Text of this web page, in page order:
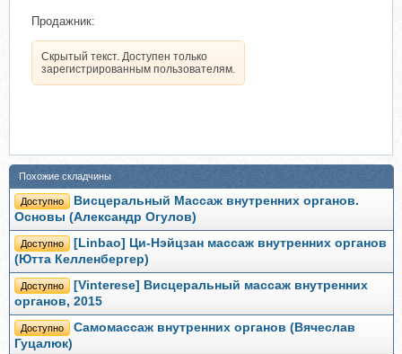
Продажник:
Скрытый текст. Доступен только
зарегистрированным пользователям.
Похожие складчины
Доступно
Висцеральный Массаж внутренних органов.
Основы (Александр Огулов)
Доступно
[Linbao] Ци-Нэйцзан массаж внутренних органов
(Ютта Келленбергер)
Доступно
[Vinterese] Висцеральный массаж внутренних
органов, 2015
Доступно
Самомассаж внутренних органов (Вячеслав
Гуцалюк)